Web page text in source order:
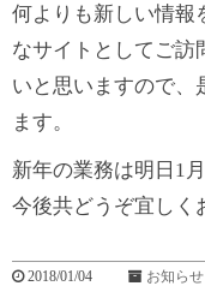
何よりも新しい情報
なサイトとしてご訪
いと思いますので、
ます。
新年の業務は明日1
今後共どうぞ宜しく
2018/01/04 お知らせ